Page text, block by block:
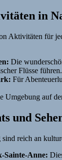
in
Aktivitäten für
Die
Flüsse führen.
Für
Umgebung auf
und
reich an
Sainte-Anne: